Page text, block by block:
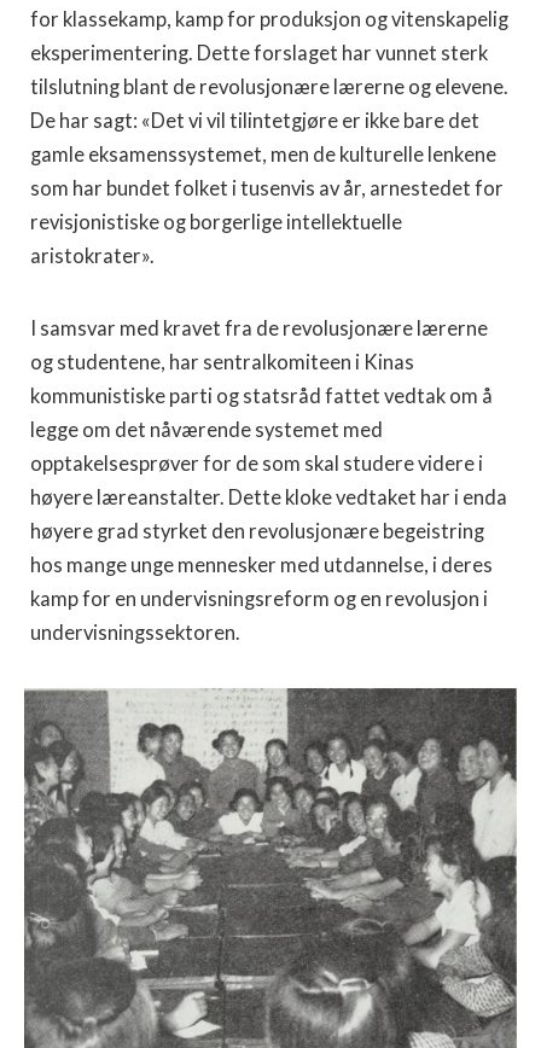
for klassekamp, kamp for produksjon og vitenskapelig
eksperimentering. Dette forslaget har vunnet sterk
tilslutning blant de revolusjonære lærerne og elevene.
De har sagt: «Det vi vil tilintetgjøre er ikke bare det
gamle eksamenssystemet, men de kulturelle lenkene
som har bundet folket i tusenvis av år, arnestedet for
revisjonistiske og borgerlige intellektuelle
aristokrater».
I samsvar med kravet fra de revolusjonære lærerne
og studentene, har sentralkomiteen i Kinas
kommunistiske parti og statsråd fattet vedtak om å
legge om det nåværende systemet med
opptakelsesprøver for de som skal studere videre i
høyere læreanstalter. Dette kloke vedtaket har i enda
høyere grad styrket den revolusjonære begeistring
hos mange unge mennesker med utdannelse, i deres
kamp for en undervisningsreform og en revolusjon i
undervisningssektoren.